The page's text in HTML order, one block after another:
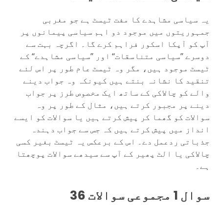
یہ سیاسی مشاہدے کا مفت ٹیسٹ ہے جو مغربی
جمہوریتوں میں موجود دو اہم سیاسی پیمانوں پر
آپ کو آپکا اسکور فراہم کرے گا۔ اگرچہ بہت سے
دوسرے ’’سیاسی متناسقات‘‘ اور ’’سیاسی مشاہدے‘‘ کے
ٹیسٹ موجود ہیں، مگر وہ ٹیسٹ عام طور پر اس لئے
تنقید کا نشانہ بنتے ہیں کیونکہ وہ جواب دینے
والے کو چالاکی کے ساتھ ایک مخصوص طرز پر جواب
دینے پر مجبور کرتے ہیں، مثال کے طور پر وہ
سوالات کو گھما کر پیش کرتے ہیں یا سوالات کو ایسے
انداز میں پیش کرتے ہیں کہ جس سے جواب دہندہ
جذباتی ردعمل دے۔ اس کے برعکس یہ ٹیسٹ بغیر کسی
چالاکی یا الٹ پھیر کے آپ سے سیدھے سوالات پوچھتا
ہے۔
سوال 1 مجموعی سوالات 36